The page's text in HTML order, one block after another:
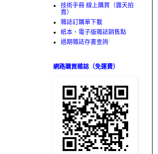
技術手冊 線上購買（露天拍
賣）
雜誌訂購單下載
紙本、電子版雜誌銷售點
過期雜誌存書查詢
網路購買雜誌（免運費）